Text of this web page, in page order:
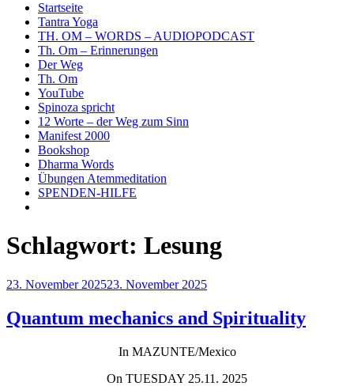
Startseite
Tantra Yoga
TH. OM – WORDS – AUDIOPODCAST
Th. Om – Erinnerungen
Der Weg
Th. Om
YouTube
Spinoza spricht
12 Worte – der Weg zum Sinn
Manifest 2000
Bookshop
Dharma Words
Übungen Atemmeditation
SPENDEN-HILFE
Schlagwort: Lesung
Veröffentlicht
23. November 202523. November 2025
Quantum mechanics and Spirituality
In MAZUNTE/Mexico
On TUESDAY 25.11. 2025